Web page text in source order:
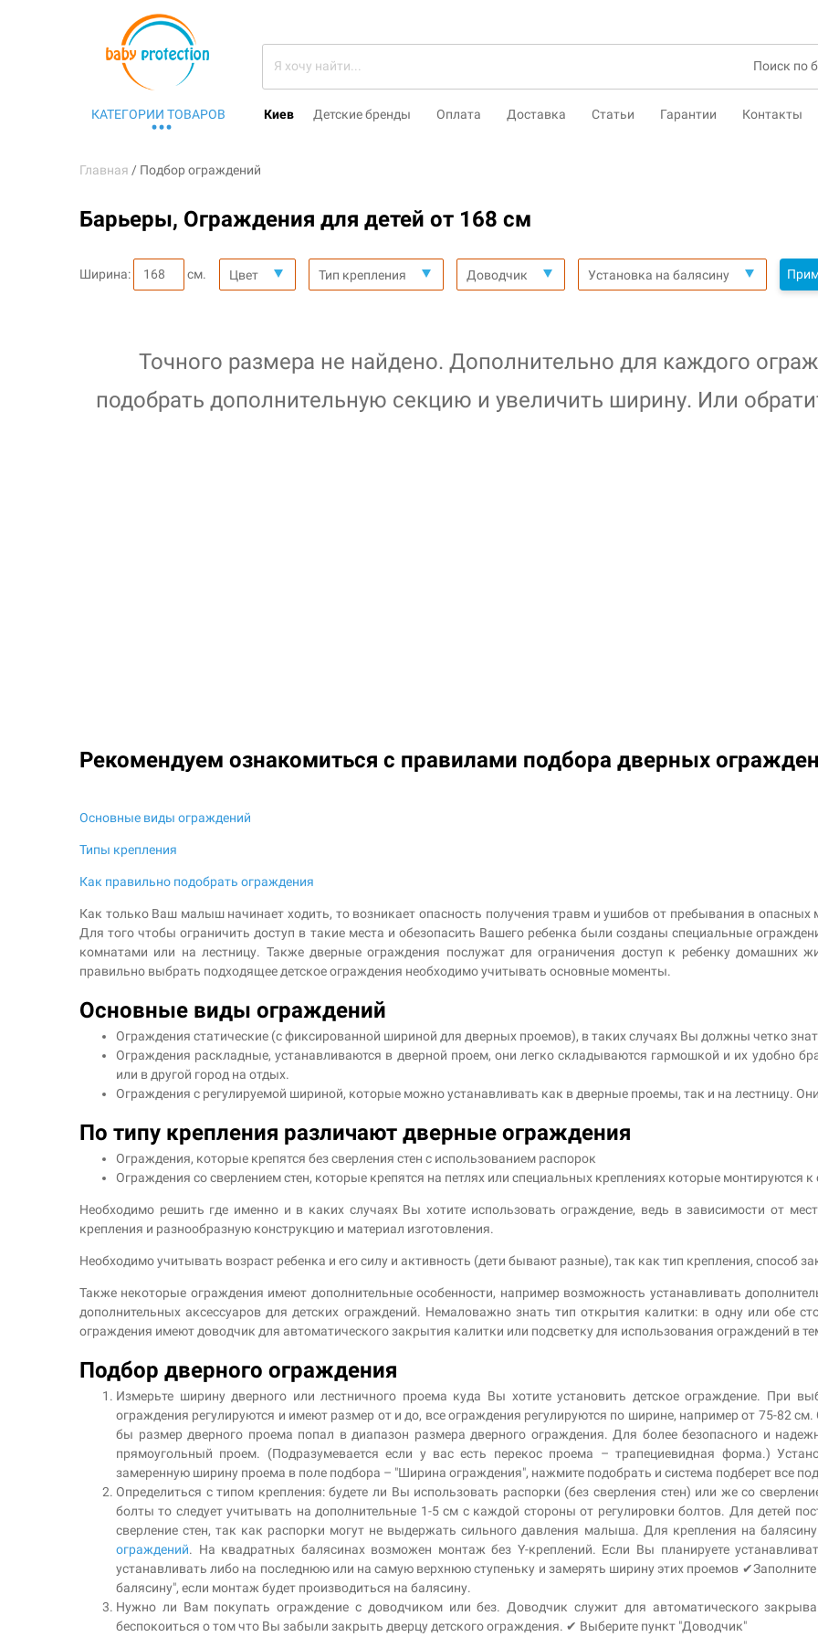
КАТЕГОРИИ ТОВАРОВ Киев Детские бренды Оплата Доставка Статьи Гарантии Контакты
Главная Подбор ограждений
Барьеры, Ограждения для детей от 168 см
Ширина: см. Цвет Тип крепления Доводчик Установка на балясину
Точного размера не найдено. Дополнительно для каждого
подобрать дополнительную секцию и увеличить ширину. Или
Рекомендуем ознакомиться с правилами подбора дверных
Основные виды ограждений
Типы крепления
Как правильно подобрать ограждения
Как только Ваш малыш начинает ходить, то возникает опасность получения травм и ушибов от пребывания в опасных
Для того чтобы ограничить доступ в такие места и обезопасить Вашего ребенка были созданы специальные
комнатами или на лестницу. Также дверные ограждения послужат для ограничения доступ к ребенку домашних
правильно выбрать подходящее детское ограждения необходимо учитывать основные моменты.
Основные виды ограждений
Ограждения статические (с фиксированной шириной для дверных проемов), в таких случаях Вы должны четко
Ограждения раскладные, устанавливаются в дверной проем, они легко складываются гармошкой и их удобно
или в другой город на отдых.
Ограждения с регулируемой шириной, которые можно устанавливать как в дверные проемы, так и на лестницу.
По типу крепления различают дверные ограждения
Ограждения, которые крепятся без сверления стен с использованием распорок
Ограждения со сверлением стен, которые крепятся на петлях или специальных креплениях которые монтируются к
Необходимо решить где именно и в каких случаях Вы хотите использовать ограждение, ведь в зависимости от
крепления и разнообразную конструкцию и материал изготовления.
Необходимо учитывать возраст ребенка и его силу и активность (дети бывают разные), так как тип крепления, способ
Также некоторые ограждения имеют дополнительные особенности, например возможность устанавливать
дополнительных аксессуаров для детских ограждений. Немаловажно знать тип открытия калитки: в одну или обе
ограждения имеют доводчик для автоматического закрытия калитки или подсветку для использования ограждений в
Подбор дверного ограждения
Измерьте ширину дверного или лестничного проема куда Вы хотите установить детское ограждение. При
ограждения регулируются и имеют размер от и до, все ограждения регулируются по ширине, например от 75-82 см.
бы размер дверного проема попал в диапазон размера дверного ограждения. Для более безопасного и
прямоугольный проем. (Подразумевается если у вас есть перекос проема – трапециевидная форма.)
замеренную ширину проема в поле подбора – "Ширина ограждения", нажмите подобрать и система подберет все
Определиться с типом крепления: будете ли Вы использовать распорки (без сверления стен) или же со
болты то следует учитывать на дополнительные 1-5 см с каждой стороны от регулировки болтов. Для детей
сверление стен, так как распорки могут не выдержать сильного давления малыша. Для крепления на
ограждений. На квадратных балясинах возможен монтаж без Y-креплений. Если Вы планируете
устанавливать либо на последнюю или на самую верхнюю ступеньку и замерять ширину этих проемов
балясину", если монтаж будет производиться на балясину.
Нужно ли Вам покупать ограждение с доводчиком или без. Доводчик служит для автоматического
беспокоиться о том что Вы забыли закрыть дверцу детского ограждения. ✔ Выберите пункт "Доводчик"